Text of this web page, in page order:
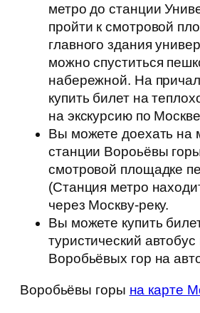
метро до станции
пройти к смотровой
главного здания
можно спуститься
набережной. На
купить билет на
на экскурсию по
Вы можете доехать на
станции Вороьёвы
смотровой площадке
(Станция метро
через Москву-реку.
Вы можете купить
туристический
Воробьёвых гор на
Воробьёвы горы на карте